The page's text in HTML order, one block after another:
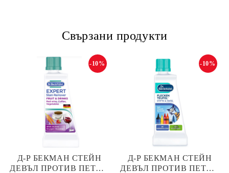
Свързани продукти
Д-Р БЕКМАН СТЕЙН
ДЕВЪЛ ПРОТИВ ПЕТНА
-10%
Д-Р БЕКМАН СТЕЙН
ДЕВЪЛ ПРОТИВ ПЕТНА
-10%